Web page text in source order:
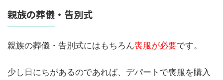
親族の葬儀・告別式
親族の葬儀・告別式にはもちろん喪服が必要です。
少し日にちがあるのであれば、デパートで喪服を購入